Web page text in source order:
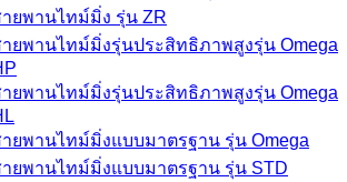
ยพานไทม์มิ่ง รุ่น ZR
ยพานไทม์มิ่งรุ่นประสิทธิภาพสูงรุ่น Omega
ยพานไทม์มิ่งรุ่นประสิทธิภาพสูงรุ่น Omega
ยพานไทม์มิ่งแบบมาตรฐาน รุ่น Omega
ยพานไทม์มิ่งแบบมาตรฐาน รุ่น STD